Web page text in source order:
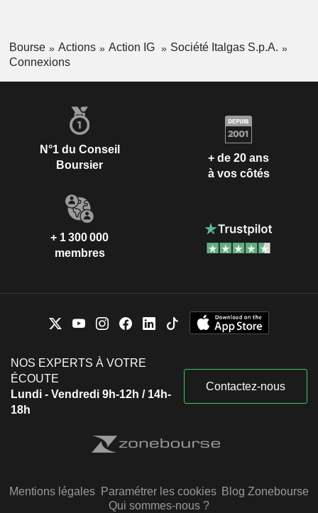
Bourse Actions Action IG
Société Italgas S.p.A.
Connexions
N°1 du Conseil
Boursier
+ de 20 ans
à vos côtés
+ 1 300 000
membres
NOS EXPERTS À VOTRE
ÉCOUTE
Lundi - Vendredi 9h-12h / 14h-
18h
Contactez-nous
Mentions légales Paramétrer les cookies Blog Zonebourse
Qui sommes-nous ?